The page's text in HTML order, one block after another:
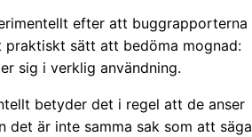
efter att buggrapporterna
sätt att bedöma mognad:
sig i verklig användning.
betyder det i regel att de anser
det är inte samma sak som att säga